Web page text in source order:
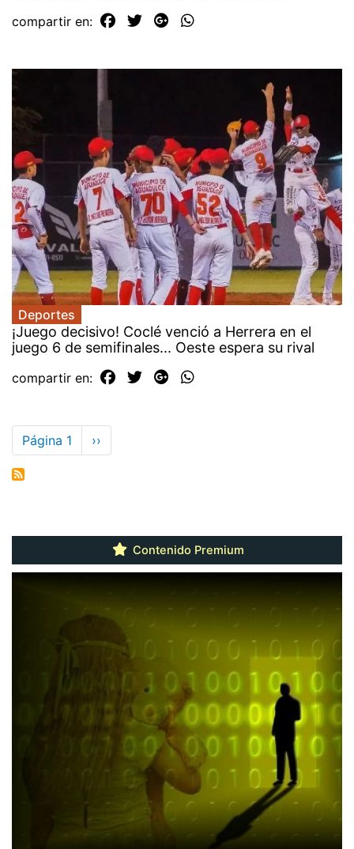
compartir en:
Deportes
¡Juego decisivo! Coclé venció a Herrera en el
juego 6 de semifinales... Oeste espera su rival
compartir en:
Paginación
Página 1
Siguiente
página
››
Contenido Premium